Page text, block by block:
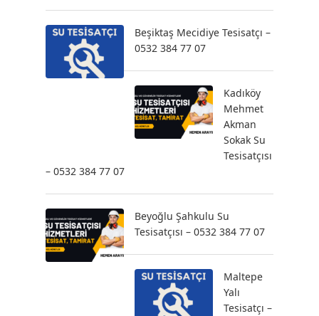
Beşiktaş Mecidiye Tesisatçı –
0532 384 77 07
Kadıköy
Mehmet
Akman
Sokak Su
Tesisatçısı
– 0532 384 77 07
Beyoğlu Şahkulu Su
Tesisatçısı – 0532 384 77 07
Maltepe
Yalı
Tesisatçı –